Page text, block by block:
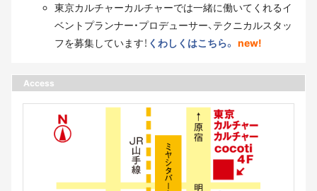
東京カルチャーカルチャーでは一緒に働いてくれるイ
ベントプランナー・プロデューサー、テクニカルスタッ
フを募集しています！ くわしくはこちら。 new!
Access